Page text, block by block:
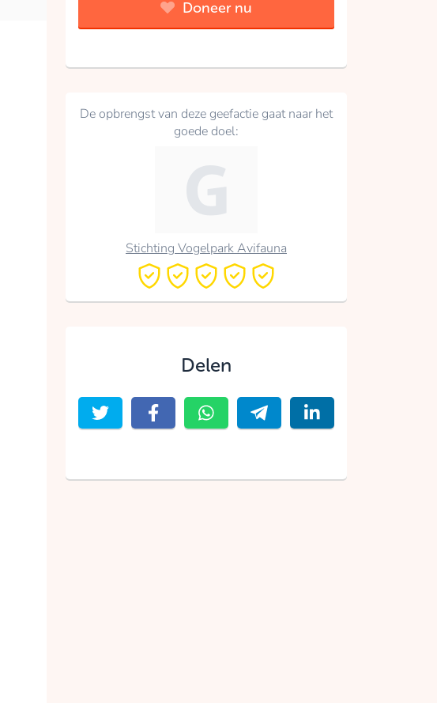
Doneer nu
De opbrengst van deze geefactie gaat naar het
goede doel:
Stichting Vogelpark Avifauna
Delen